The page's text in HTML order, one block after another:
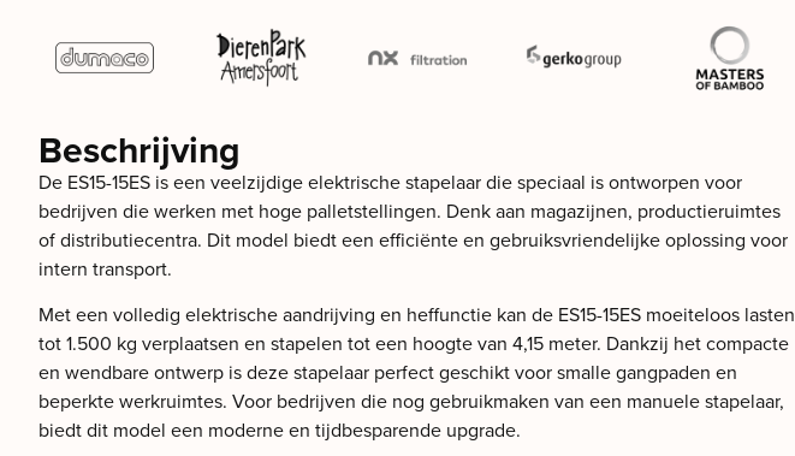
Beschrijving
De ES15-15ES is een veelzijdige elektrische stapelaar die speciaal is ontworpen voor
bedrijven die werken met hoge palletstellingen. Denk aan magazijnen, productieruimtes
of distributiecentra. Dit model biedt een efficiënte en gebruiksvriendelijke oplossing voor
intern transport.
Met een volledig elektrische aandrijving en heffunctie kan de ES15-15ES moeiteloos lasten
tot 1.500 kg verplaatsen en stapelen tot een hoogte van 4,15 meter. Dankzij het compacte
en wendbare ontwerp is deze stapelaar perfect geschikt voor smalle gangpaden en
beperkte werkruimtes. Voor bedrijven die nog gebruikmaken van een manuele stapelaar,
biedt dit model een moderne en tijdbesparende upgrade.